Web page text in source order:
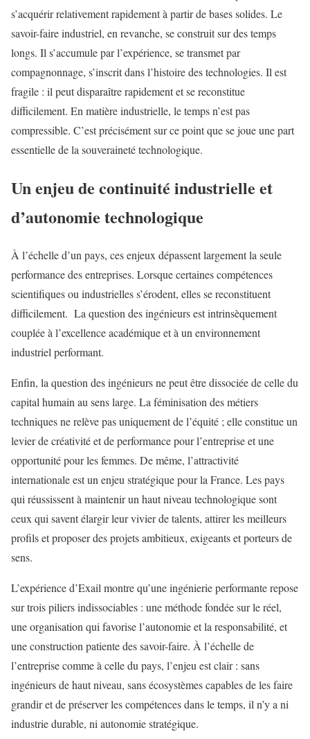
s’acquérir relativement rapidement à partir de bases solides. Le
savoir-faire industriel, en revanche, se construit sur des temps
longs. Il s’accumule par l’expérience, se transmet par
compagnonnage, s’inscrit dans l’histoire des technologies. Il est
fragile : il peut disparaître rapidement et se reconstitue
difficilement. En matière industrielle, le temps n’est pas
compressible. C’est précisément sur ce point que se joue une part
essentielle de la souveraineté technologique.
Un enjeu de continuité industrielle et
d’autonomie technologique
À l’échelle d’un pays, ces enjeux dépassent largement la seule
performance des entreprises. Lorsque certaines compétences
scientifiques ou industrielles s’érodent, elles se reconstituent
difficilement. La question des ingénieurs est intrinsèquement
couplée à l’excellence académique et à un environnement
industriel performant.
Enfin, la question des ingénieurs ne peut être dissociée de celle du
capital humain au sens large. La féminisation des métiers
techniques ne relève pas uniquement de l’équité ; elle constitue un
levier de créativité et de performance pour l’entreprise et une
opportunité pour les femmes. De même, l’attractivité
internationale est un enjeu stratégique pour la France. Les pays
qui réussissent à maintenir un haut niveau technologique sont
ceux qui savent élargir leur vivier de talents, attirer les meilleurs
profils et proposer des projets ambitieux, exigeants et porteurs de
sens.
L’expérience d’Exail montre qu’une ingénierie performante repose
sur trois piliers indissociables : une méthode fondée sur le réel,
une organisation qui favorise l’autonomie et la responsabilité, et
une construction patiente des savoir-faire. À l’échelle de
l’entreprise comme à celle du pays, l’enjeu est clair : sans
ingénieurs de haut niveau, sans écosystèmes capables de les faire
grandir et de préserver les compétences dans le temps, il n’y a ni
industrie durable, ni autonomie stratégique.